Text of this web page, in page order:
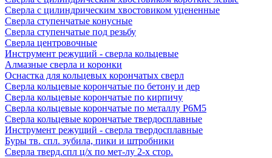
Сверла с цилиндрическим хвостовиком уцененные
Сверла ступенчатые конусные
Сверла ступенчатые под резьбу
Сверла центровочные
Инструмент режущий - сверла кольцевые
Алмазные сверла и коронки
Оснастка для кольцевых корончатых сверл
Сверла кольцевые корончатые по бетону и дер
Сверла кольцевые корончатые по кирпичу
Сверла кольцевые корончатые по металлу Р6М5
Сверла кольцевые корончатые твердосплавные
Инструмент режущий - сверла твердосплавные
Буры тв. спл. зубила, пики и штробники
Сверла тверд.спл ц/х по мет-лу 2-х стор.